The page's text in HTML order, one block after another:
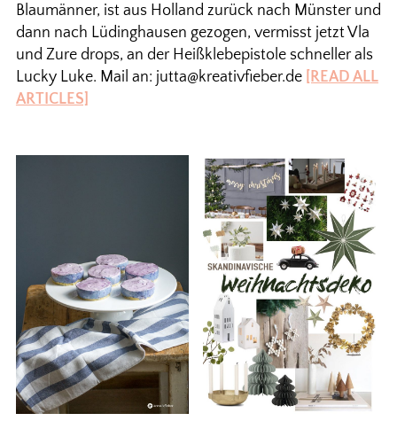
Blaumänner, ist aus Holland zurück nach Münster und
dann nach Lüdinghausen gezogen, vermisst jetzt Vla
und Zure drops, an der Heißklebepistole schneller als
Lucky Luke. Mail an: jutta@kreativfieber.de [READ ALL
ARTICLES]